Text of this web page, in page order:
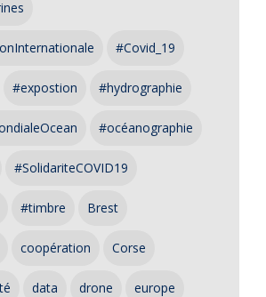
#Covid_19
#expostion #hydrographie
#océanographie
#SolidariteCOVID19
#timbre Brest
coopération Corse
data drone europe